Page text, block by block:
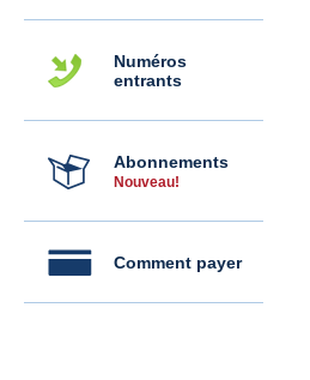
Numéros
entrants
Abonnements
Nouveau!
Comment payer